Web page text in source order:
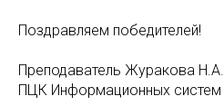
Поздравляем победителей!
Преподаватель Журакова Н.А.
ПЦК Информационных систем